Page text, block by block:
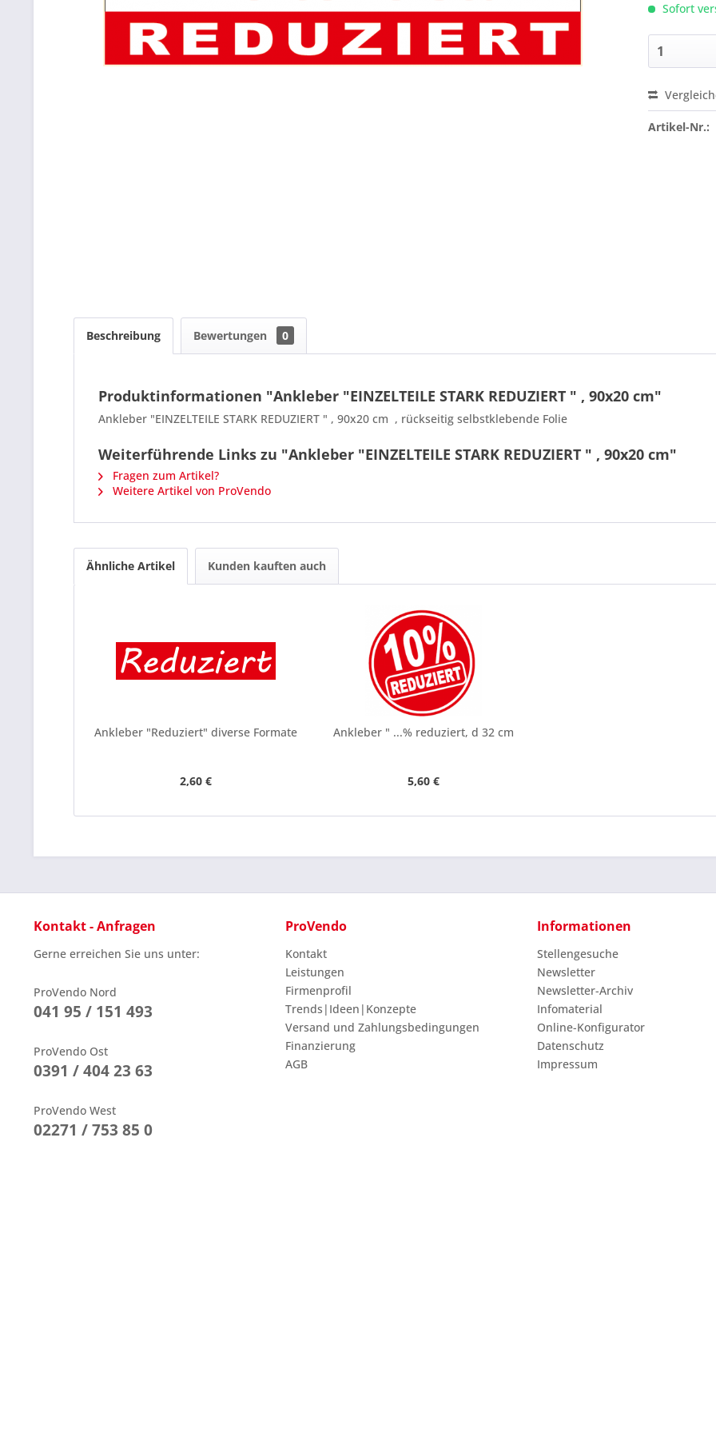
Sofort
Preis
Artikel-Nr.:
Beschreibung Bewertungen 0
Produktinformationen "Ankleber "EINZELTEILE STARK REDUZIERT " , 90x20 cm"
Ankleber "EINZELTEILE STARK REDUZIERT " , 90x20 cm , rückseitig selbstklebende Folie
Weiterführende Links zu "Ankleber "EINZELTEILE STARK REDUZIERT " , 90x20 cm"
Fragen zum Artikel?
Weitere Artikel von ProVendo
Ähnliche Artikel Kunden kauften auch
Ankleber "Reduziert" diverse Formate
2,60 €
Ankleber " ...% reduziert, d 32 cm
5,60 €
Kontakt - Anfragen
Gerne erreichen Sie uns unter:
ProVendo Nord
041 95 / 151 493
ProVendo Ost
0391 / 404 23 63
ProVendo West
02271 / 753 85 0
ProVendo
Kontakt
Leistungen
Firmenprofil
Trends|Ideen|Konzepte
Versand und Zahlungsbedingungen
Finanzierung
AGB
Informationen
Stellengesuche
Newsletter
Newsletter-Archiv
Infomaterial
Online-Konfigurator
Datenschutz
Impressum